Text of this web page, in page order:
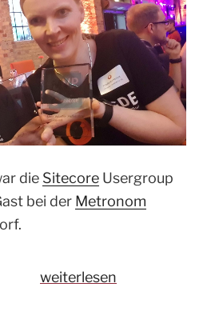
die Sitecore Usergroup
bei der Metronom
„Recap:
weiterlesen